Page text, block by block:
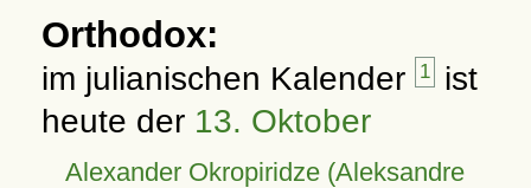
Orthodox:
im julianischen Kalender 1 ist
heute der 13. Oktober
Alexander Okropiridze (Aleksandre